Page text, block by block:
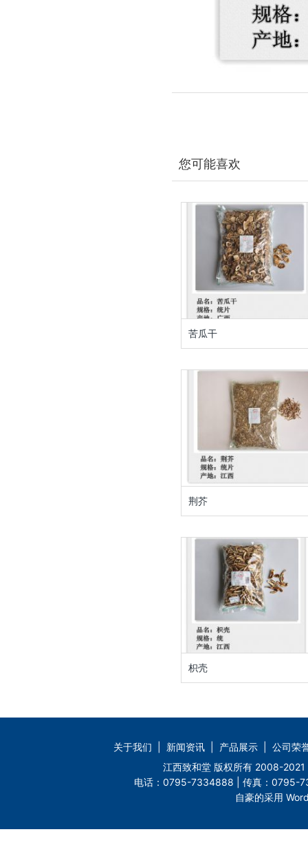
您可能喜欢
苦瓜干
荆芥
枳壳
关于我们 新闻资讯 产品展示
公司荣
江西致和堂 版权所有 2008-
电话：0795-7334888 | 传真：0795-
自豪的采用